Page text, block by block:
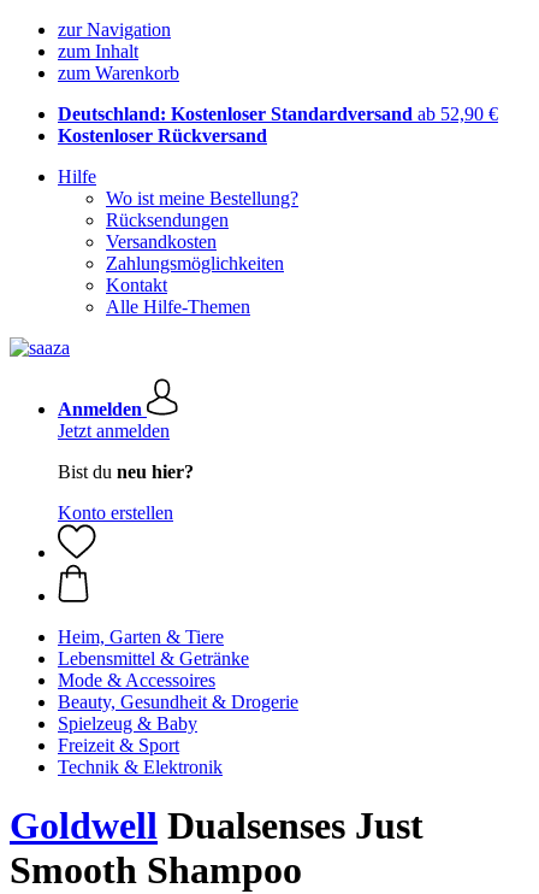
zur Navigation
zum Inhalt
zum Warenkorb
Deutschland: Kostenloser Standardversand ab 52,90 €
Kostenloser Rückversand
Hilfe
Wo ist meine Bestellung?
Rücksendungen
Versandkosten
Zahlungsmöglichkeiten
Kontakt
Alle Hilfe-Themen
Anmelden
Jetzt anmelden
Bist du neu hier?
Konto erstellen
Heim, Garten & Tiere
Lebensmittel & Getränke
Mode & Accessoires
Beauty, Gesundheit & Drogerie
Spielzeug & Baby
Freizeit & Sport
Technik & Elektronik
Goldwell Dualsenses Just
Smooth Shampoo